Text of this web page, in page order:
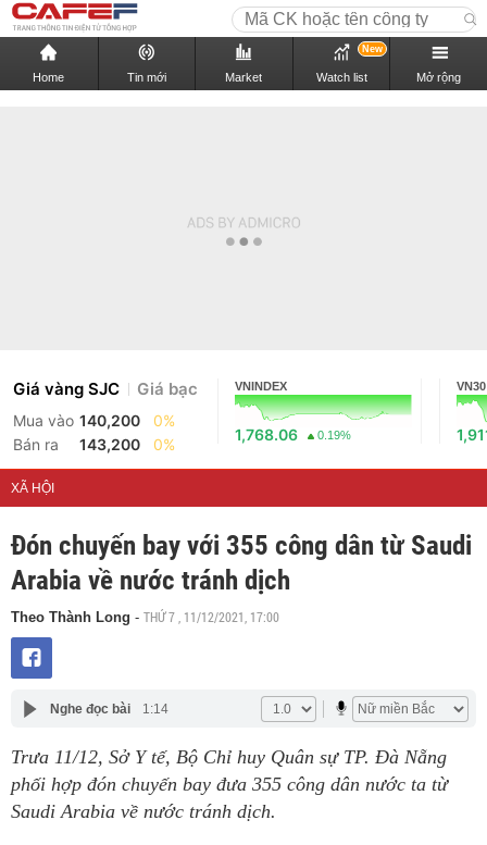
Home Tin mới Market Watch list
New
Mở rộng
Giá vàng SJC Giá bạc
Mua vào 140,200
0%
Bán ra
143,200 0%
VNINDEX
1,768.06 0.19%
VN30
XÃ HỘI
Đón chuyến bay với 355 công dân từ Saudi
Arabia về nước tránh dịch
Theo Thành Long - THỨ 7 , 11/12/2021, 17:00
Nghe đọc bài 1:14
Trưa 11/12, Sở Y tế, Bộ Chỉ huy Quân sự TP. Đà Nẵng
phối hợp đón chuyến bay đưa 355 công dân nước ta từ
Saudi Arabia về nước tránh dịch.